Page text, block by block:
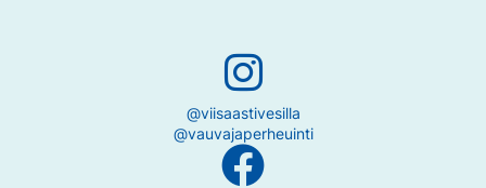
@viisaastivesilla
@vauvajaperheuinti